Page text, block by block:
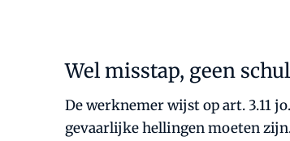
Wel misstap, geen
De werknemer wijst op art. 3.11
gevaarlijke hellingen moeten